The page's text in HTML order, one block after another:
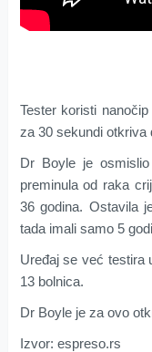
Tester koristi
za 30 sekundi otkriva
Dr Boyle je
preminula od raka
36 godina. Ostavila
tada imali samo 5
Uređaj se već testira
13 bolnica.
Dr Boyle je za ovo
Izvor: espreso.rs